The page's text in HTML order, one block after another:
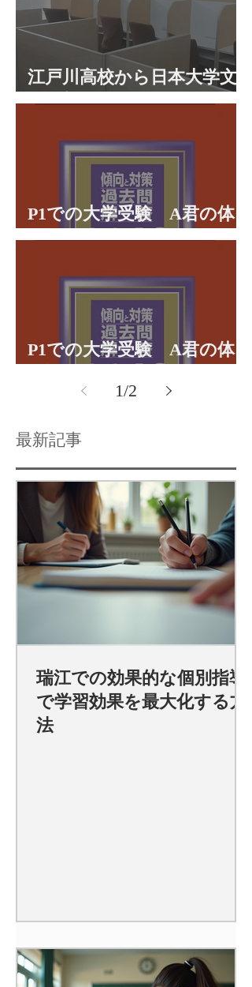
江戸川高校から日本大学文
理学部に合格 合格体験談
P1での大学受験 A君の体
験談パート２
P1での大学受験 A君の体
1/2
最新記事
瑞江での効果的な個別指導
で学習効果を最大化する方
法